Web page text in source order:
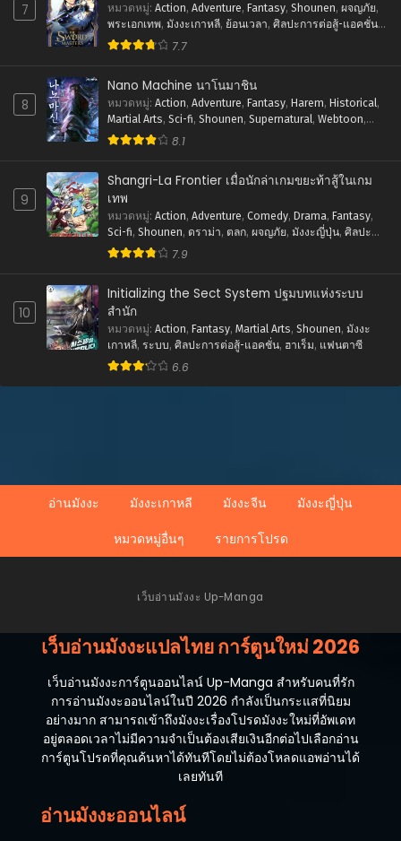
ตอนที่ 319
ตุลาคม 22, 2025
ตุลาคม 15, 2025
ตอนที่ 317
ตุลาคม 6, 2025
ตอนที่ 316
ตุลาคม 2, 2025
ตอนที่ 315
กันยายน 24, 2025
ตอนที่ 314
กันยายน 6, 2025
ตอนที่ 313
ตอนที่ 310
ตอนที่ 309
กรกฎาคม 18, 2025
ตอนที่ 306
กรกฎาคม 10, 2025
7 หมวดหมู่: Action, Adventure, Fantasy, Shounen, ผจญภัย,
พระเอกเทพ, มังงะเกาหลี, ย้อนเวลา, ศิลปะการต่อสู้-แอคชั่น,
แฟนตาซี
7.7
8
Nano Machine นาโนมาชิน
หมวดหมู่: Action, Adventure, Fantasy, Harem, Historical,
Martial Arts, Sci-fi, Shounen, Supernatural, Webtoon,
ชีวิตในโรงเรียน ,
8.1
9
Shangri-La Frontier เมื่อนักล่าเกมขยะท้าสู้ในเกม
เทพ
หมวดหมู่: Action, Adventure, Comedy, Drama, Fantasy,
Sci-fi, Shounen, ดราม่า, ตลก, ผจญภัย, มังงะญี่ปุ่น, ศิลปะ
การต่อสู้-แอคชั่น,
7.9
10
Initializing the Sect System ปฐมบทแห่งระบบ
สำนัก
หมวดหมู่: Action, Fantasy, Martial Arts, Shounen, มังงะ
เกาหลี, ระบบ, ศิลปะการต่อสู้-แอคชั่น, ฮาเร็ม, แฟนตาซี
6.6
อ่านมังงะ มังงะเกาหลี มังงะจีน
มังงะญี่ปุ่น
หมวดหมู่อื่นๆ
รายการโปรด
เว็บอ่านมังงะ Up-Manga
เว็บอ่านมังงะแปลไทย การ์ตูนใหม่ 2026
เว็บอ่านมังงะการ์ตูนออนไลน์ Up-Manga สำหรับคนที่รัก
การอ่านมังงะออนไลน์ในปี 2026 กำลังเป็นกระแสที่นิยม
อย่างมาก สามารถเข้าถึงมังงะเรื่องโปรดมังงะใหม่ที่อัพเดท
อยู่ตลอดเวลาไม่มีความจำเป็นต้องเสียเงินอีกต่อไปเลือกอ่าน
การ์ตูนโปรดที่คุณค้นหาได้ทันทีโดยไม่ต้องโหลดแอพอ่านได้
เลยทันที
อ่านมังงะออนไลน์